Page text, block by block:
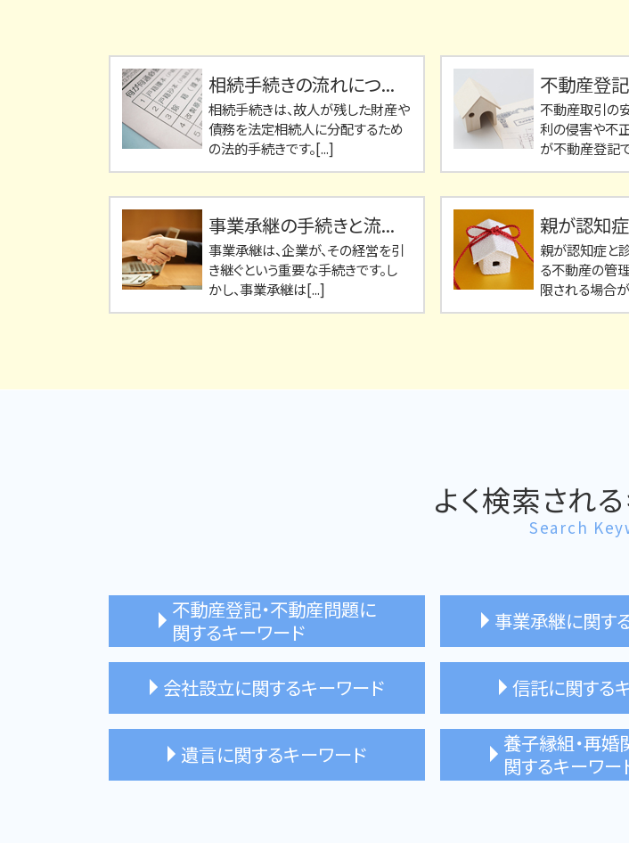
相続手続きの流れにつ...
相続手続きは、故人が残した財産や
債務を法定相続人に分配するため
の法的手続きです。[...]
不動産登
不動産取引の
利の侵害や不
が不動産登記
事業承継の手続きと流...
事業承継は、企業が、その経営を引
き継ぐという重要な手続きです。し
かし、事業承継は[...]
親が認知
親が認知症と
る不動産の管
限される場合
よく検索され
Search
不動産登記・不動産問題に
関するキーワード
不動産 購入 登記
不動産 売買契約 司法書士
贈与 不動産 登記
不動産登記 高円寺 司法書士
事業承継に関す
事業承継 とは
親族内承継 東京都 司
事業承継 相談 司法書
事業承継 メリット デメ
会社設立に関するキーワード
会社設立 相談 杉並区
会社設立 司法書士 メリット
信託に関する
家族信託 契約書
家族信託 手続き
家族信託 杉並区 相談
遺言に関するキーワード
養子縁組・再
関するキーワー